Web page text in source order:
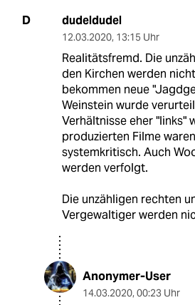
D dudeldudel
12.03.2020, 13:15 Uhr
Realitätsfremd. Die
den Kirchen werden
bekommen neue
Weinstein wurde
Verhältnisse eher "links"
produzierten Filme
systemkritisch. Auch
werden verfolgt.
Die unzähligen rechten
Vergewaltiger werden
Anonymer-User
14.03.2020, 00:23 Uhr